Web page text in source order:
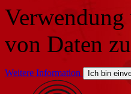
von Daten
Weitere Information Ich bin